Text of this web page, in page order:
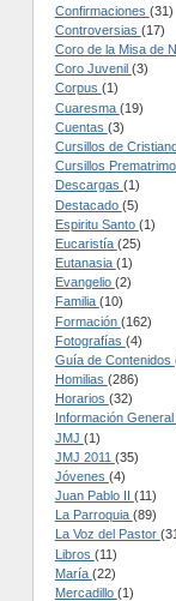
Confirmaciones (31)
Controversias (17)
Coro de la Misa de
Coro Juvenil (3)
Corpus (1)
Cuaresma (19)
Cuentas (3)
Cursillos de
Cursillos
Descargas (1)
Destacado (5)
Espiritu Santo (1)
Eucaristía (25)
Eutanasia (1)
Evangelio (2)
Familia (10)
Formación (162)
Fotografías (4)
Guía de Contenidos
Homilias (286)
Horarios (32)
Información General
JMJ (1)
JMJ 2011 (35)
Jóvenes (4)
Juan Pablo II (11)
La Parroquia (89)
La Voz del Pastor
Libros (11)
María (22)
Mercadillo (1)